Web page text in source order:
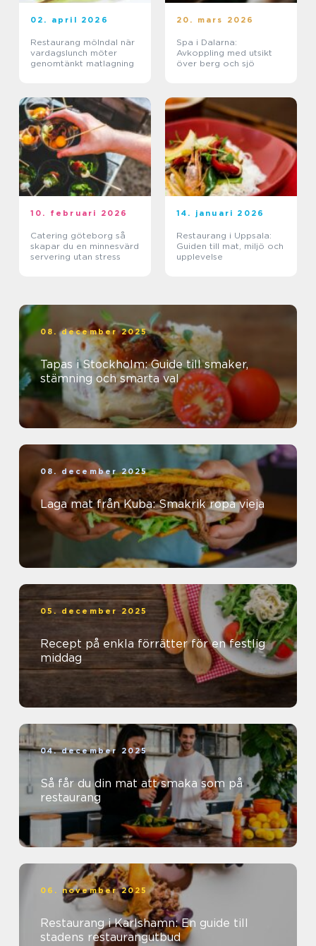
02. april 2026
Restaurang mölndal när
vardagslunch möter
genomtänkt matlagning
20. mars 2026
Spa i Dalarna:
Avkoppling med utsikt
över berg och sjö
10. februari 2026
Catering göteborg så
skapar du en minnesvärd
servering utan stress
14. januari 2026
Restaurang i Uppsala:
Guiden till mat, miljö och
upplevelse
08. december 2025
Tapas i Stockholm: Guide till smaker,
stämning och smarta val
08. december 2025
Laga mat från Kuba: Smakrik ropa vieja
05. december 2025
Recept på enkla förrätter för en festlig
middag
04. december 2025
Så får du din mat att smaka som på
restaurang
06. november 2025
Restaurang i Karlshamn: En guide till
stadens restaurangutbud